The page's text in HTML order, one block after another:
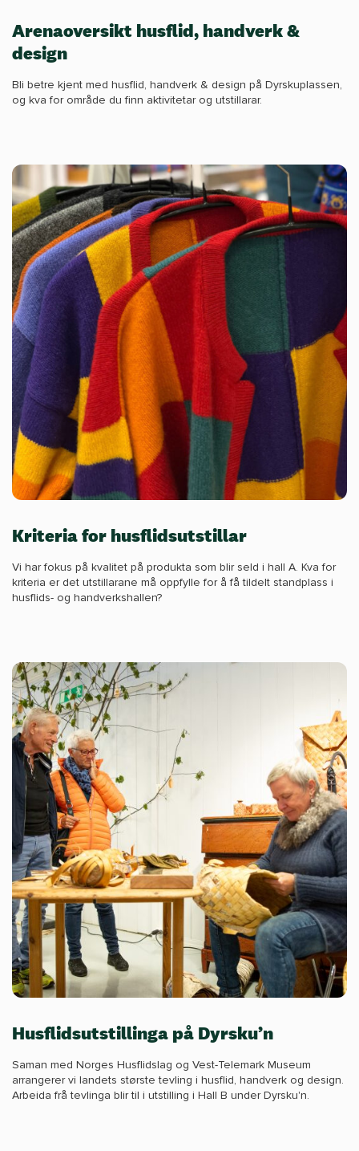
Arenaoversikt husflid, handverk &
design
Bli betre kjent med husflid, handverk & design på Dyrskuplassen,
og kva for område du finn aktivitetar og utstillarar.
Kriteria for husflidsutstillar
Vi har fokus på kvalitet på produkta som blir seld i hall A. Kva for
kriteria er det utstillarane må oppfylle for å få tildelt standplass i
husflids- og handverkshallen?
Husflidsutstillinga på Dyrsku’n
Saman med Norges Husflidslag og Vest-Telemark Museum
arrangerer vi landets største tevling i husflid, handverk og design.
Arbeida frå tevlinga blir til i utstilling i Hall B under Dyrsku'n.